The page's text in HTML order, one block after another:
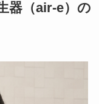
器（air-e）の